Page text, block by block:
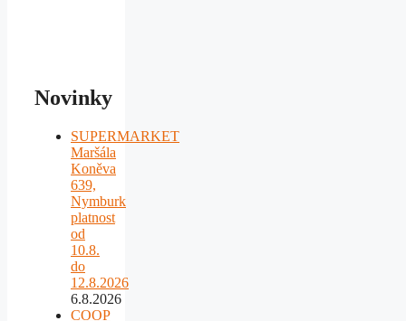
Novinky
SUPERMARKET
Maršála
Koněva
639,
Nymburk
platnost
od
10.8.
do
12.8.2026
6.8.2026
COOP